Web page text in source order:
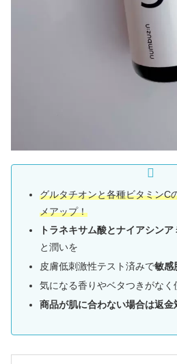
グルタチオンと各種ビタミンC
メアップ！
トラネキサム酸とナイアシンア
と潤いを
皮膚低刺激性テスト済みで敏感
気になる香りやベタつきがなく
商品が肌に合わない場合は返金